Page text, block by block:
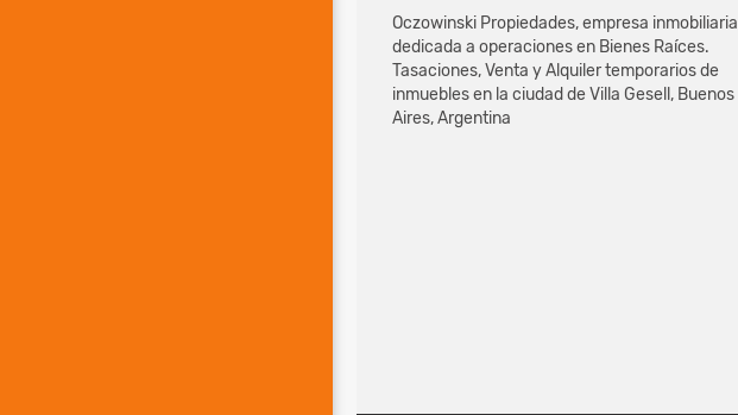
Oczowinski Propiedades, empresa inmobiliaria
dedicada a operaciones en Bienes Raíces.
Tasaciones, Venta y Alquiler temporarios de
inmuebles en la ciudad de Villa Gesell, Buenos
Aires, Argentina